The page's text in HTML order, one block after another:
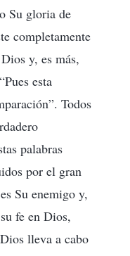
Su gloria de
completamente
y, es más,
esta
Todos
palabras
por el gran
Su enemigo y,
fe en Dios,
lleva a cabo